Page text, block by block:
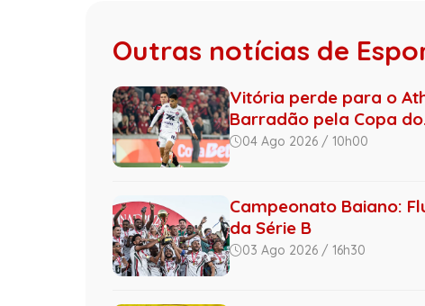
Outras notícias de
Vitória perde para o
Barradão pela Copa
04 Ago 2026 / 10h00
Campeonato Baiano:
da Série B
03 Ago 2026 / 16h30